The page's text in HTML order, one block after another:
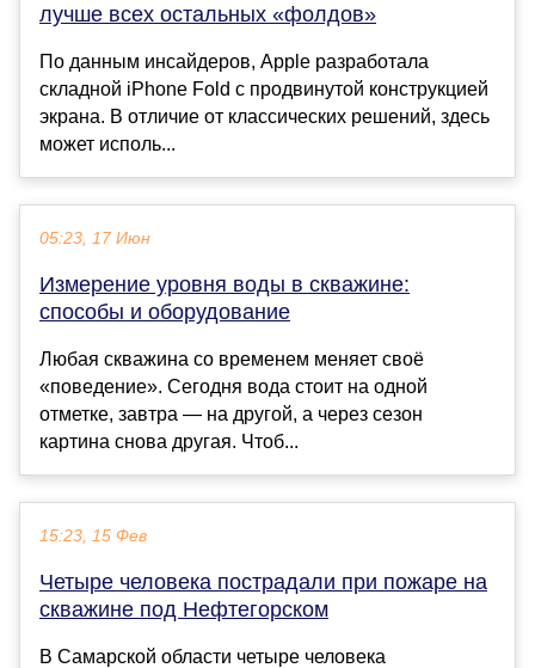
лучше всех остальных «фолдов»
По данным инсайдеров, Apple разработала
складной iPhone Fold с продвинутой конструкцией
экрана. В отличие от классических решений, здесь
может исполь...
05:23, 17 Июн
Измерение уровня воды в скважине:
способы и оборудование
Любая скважина со временем меняет своё
«поведение». Сегодня вода стоит на одной
отметке, завтра — на другой, а через сезон
картина снова другая. Чтоб...
15:23, 15 Фев
Четыре человека пострадали при пожаре на
скважине под Нефтегорском
В Самарской области четыре человека